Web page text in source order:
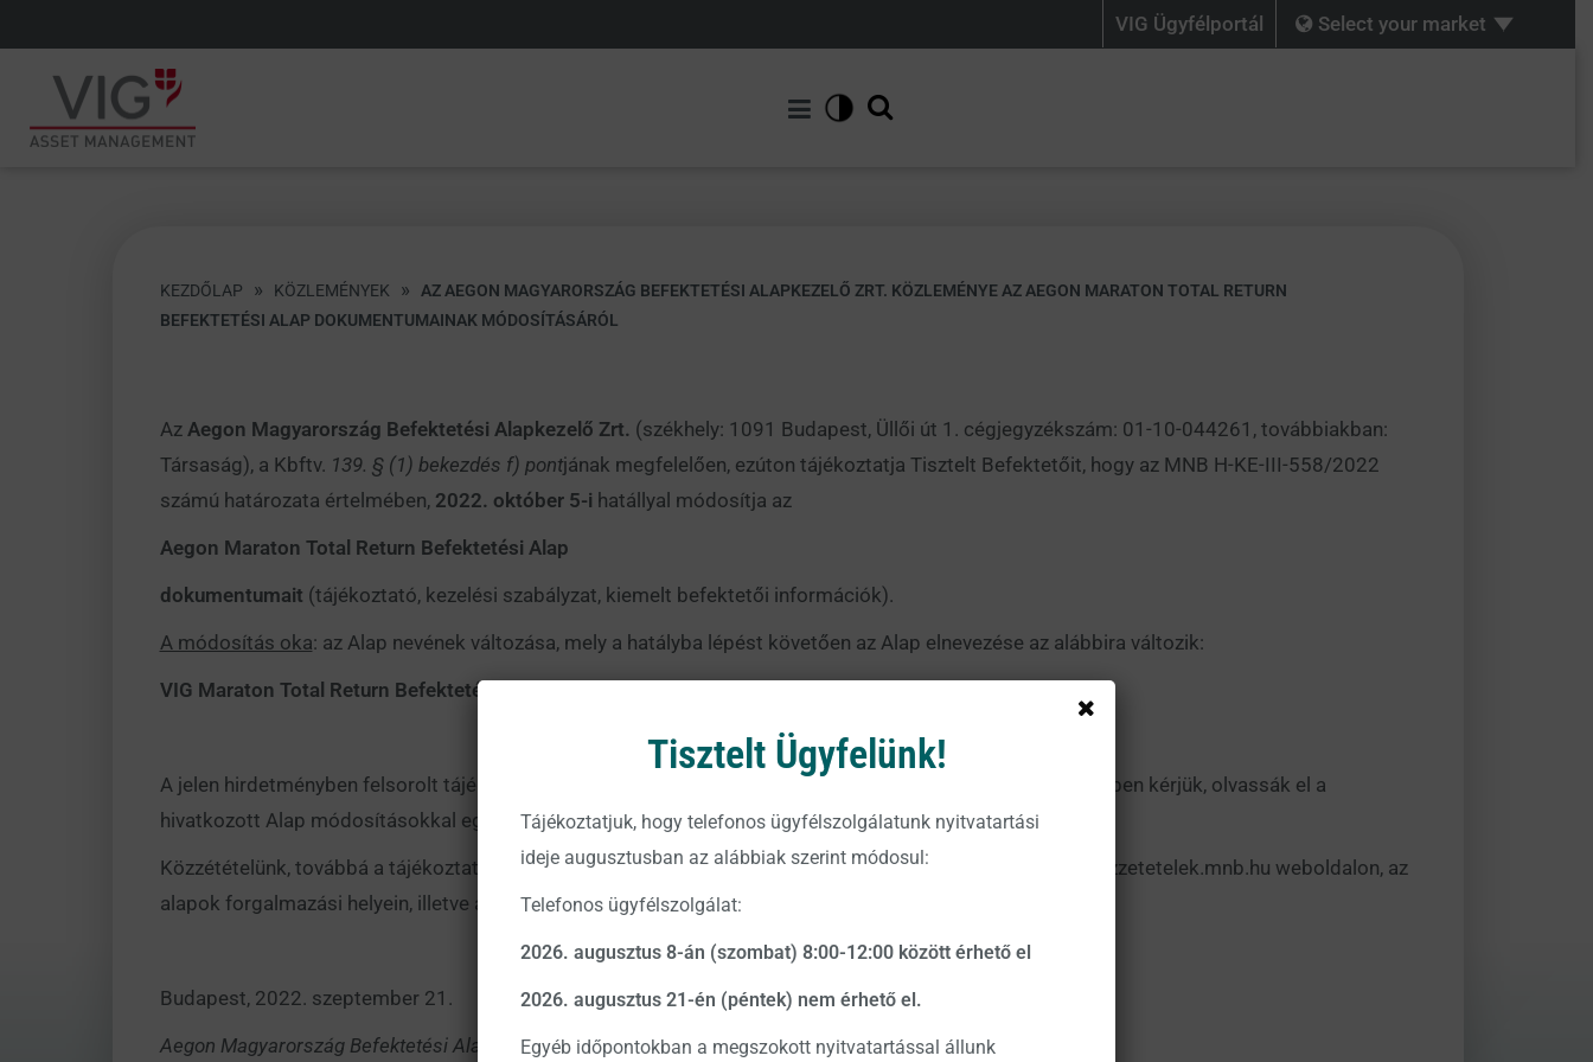
VIG Ügyfélportál Select your market
KEZDŐLAP » KÖZLEMÉNYEK » AZ AEGON MAGYARORSZÁG BEFEKTETÉSI ALAPKEZELŐ ZRT. KÖZLEMÉNYE AZ AEGON MARATON TOTAL RETURN
BEFEKTETÉSI ALAP DOKUMENTUMAINAK MÓDOSÍTÁSÁRÓL
Az Aegon Magyarország Befektetési Alapkezelő Zrt. (székhely: 1091 Budapest, Üllői út 1. cégjegyzékszám: 01-10-044261, továbbiakban:
Társaság), a Kbftv. 139. § (1) bekezdés f) pontjának megfelelően, ezúton tájékoztatja Tisztelt Befektetőit, hogy az MNB H-KE-III-558/2022
számú határozata értelmében, 2022. október 5-i hatállyal módosítja az
Aegon Maraton Total Return Befektetési Alap
dokumentumait (tájékoztató, kezelési szabályzat, kiemelt befektetői információk).
A módosítás oka: az Alap nevének változása, mely a hatályba lépést követően az Alap elnevezése az alábbira változik:
VIG Maraton Total Return Befektetési Alap
A jelen hirdetményben felsorolt tájékoztatás nem teljes körű, így a pontos és részletes tájékoztatás érdekében kérjük, olvassák el a
hivatkozott Alap módosításokkal egységes szerkezetbe foglalt Tájékoztatóját.
Közzétételünk, továbbá a tájékoztató megtekinthetők a Társaság hivatalos közzétételi helyein: a https://kozzetetelek.mnb.hu weboldalon, az
alapok forgalmazási helyein, illetve a
https://www.vigam.huweboldalon.
Budapest, 2022. szeptember 21.
Aegon Magyarország Befektetési Alapkezelő Zrt.
Tisztelt Ügyfelünk!
Tájékoztatjuk, hogy telefonos ügyfélszolgálatunk nyitvatartási
ideje augusztusban az alábbiak szerint módosul:
Telefonos ügyfélszolgálat:
2026. augusztus 8-án (szombat) 8:00-12:00 között érhető el
2026. augusztus 21-én (péntek) nem érhető el.
Egyéb időpontokban a megszokott nyitvatartással állunk